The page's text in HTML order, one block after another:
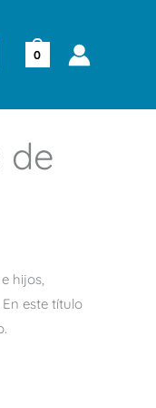
0
de
hijos,
este título